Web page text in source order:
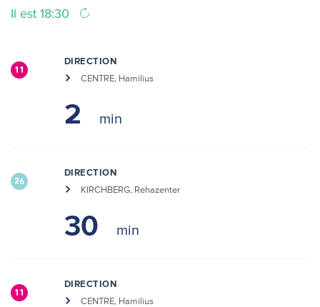
Il est 18:30
11
DIRECTION
CENTRE, Hamilius
2
26
DIRECTION
KIRCHBERG, Rehazenter
30
11
DIRECTION
CENTRE, Hamilius